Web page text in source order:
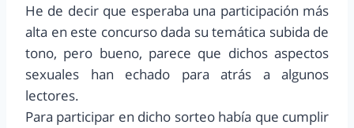
He de decir que esperaba una participación más
alta en este concurso dada su temática subida de
tono, pero bueno, parece que dichos aspectos
sexuales han echado para atrás a algunos
lectores.
Para participar en dicho sorteo había que cumplir